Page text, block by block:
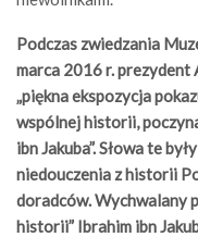
Podczas zwiedzania
marca 2016 r. prezydent
„piękna ekspozycja
wspólnej historii,
ibn Jakuba”. Słowa te
niedouczenia z historii
doradców. Wychwalany
historii” Ibrahim ibn